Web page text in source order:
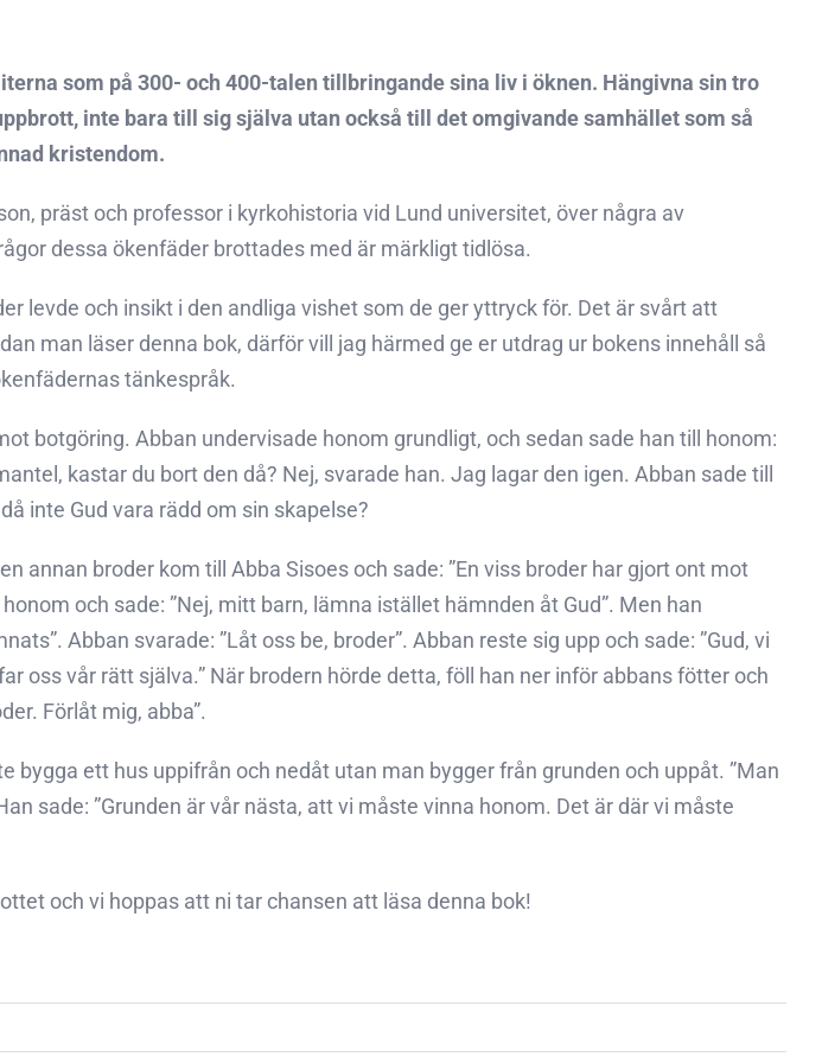
som på 300- och 400-talen tillbringande sina liv i öknen. Hängivna sin tro
inte bara till sig själva utan också till det omgivande samhället som så
kristendom.
präst och professor i kyrkohistoria vid Lund universitet, över några av
dessa ökenfäder brottades med är märkligt tidlösa.
levde och insikt i den andliga vishet som de ger yttryck för. Det är svårt att
man läser denna bok, därför vill jag härmed ge er utdrag ur bokens innehåll så
tänkespråk.
botgöring. Abban undervisade honom grundligt, och sedan sade han till honom:
kastar du bort den då? Nej, svarade han. Jag lagar den igen. Abban sade till
inte Gud vara rädd om sin skapelse?
annan broder kom till Abba Sisoes och sade: ”En viss broder har gjort ont mot
och sade: ”Nej, mitt barn, lämna istället hämnden åt Gud”. Men han
Abban svarade: ”Låt oss be, broder”. Abban reste sig upp och sade: ”Gud, vi
oss vår rätt själva.” När brodern hörde detta, föll han ner inför abbans fötter och
Förlåt mig, abba”.
bygga ett hus uppifrån och nedåt utan man bygger från grunden och uppåt. ”Man
sade: ”Grunden är vår nästa, att vi måste vinna honom. Det är där vi måste
och vi hoppas att ni tar chansen att läsa denna bok!